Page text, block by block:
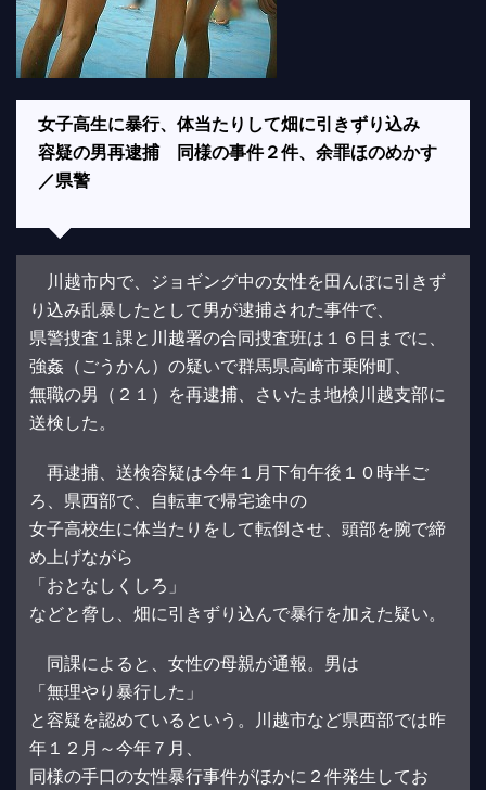
女子高生に暴行、体当たりして畑に引きずり込み
容疑の男再逮捕 同様の事件２件、余罪ほのめかす
／県警
川越市内で、ジョギング中の女性を田んぼに引きず
り込み乱暴したとして男が逮捕された事件で、
県警捜査１課と川越署の合同捜査班は１６日までに、
強姦（ごうかん）の疑いで群馬県高崎市乗附町、
無職の男（２１）を再逮捕、さいたま地検川越支部に
送検した。
再逮捕、送検容疑は今年１月下旬午後１０時半ご
ろ、県西部で、自転車で帰宅途中の
女子高校生に体当たりをして転倒させ、頭部を腕で締
め上げながら
「おとなしくしろ」
などと脅し、畑に引きずり込んで暴行を加えた疑い。
同課によると、女性の母親が通報。男は
「無理やり暴行した」
と容疑を認めているという。川越市など県西部では昨
年１２月～今年７月、
同様の手口の女性暴行事件がほかに２件発生してお